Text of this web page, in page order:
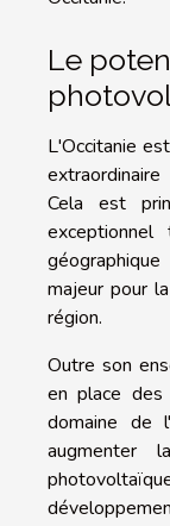
Le
L'Occitanie
Cela est
majeur pour
région.
Outre son
en place des
domaine de
augmenter